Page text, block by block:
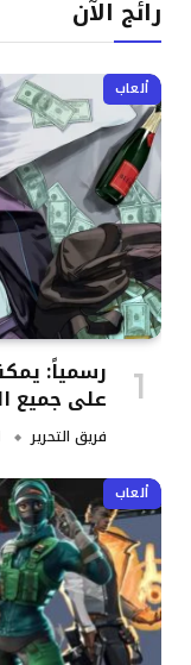
رائج الآن
ألعاب
على جميع
فريق التحرير
ألعاب